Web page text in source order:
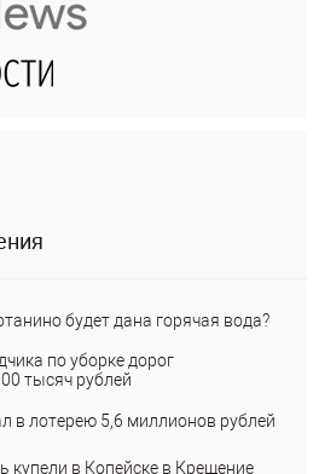
будет дана горячая вода?
по уборке дорог
тысяч рублей
в лотерею 5,6 миллионов рублей
купели в Копейске в Крещение